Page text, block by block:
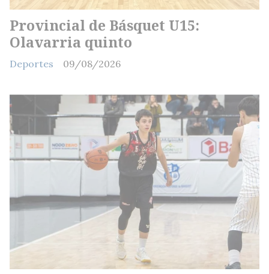
Provincial de Básquet U15:
Olavarria quinto
Deportes 09/08/2026